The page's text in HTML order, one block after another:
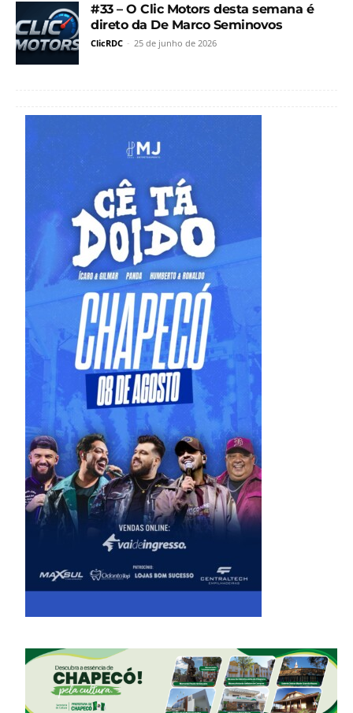
#33 – O Clic Motors desta semana é
direto da De Marco Seminovos
ClicRDC - 25 de junho de 2026